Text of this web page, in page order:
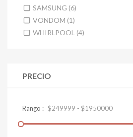
SAMSUNG (6)
VONDOM (1)
WHIRLPOOL (4)
PRECIO